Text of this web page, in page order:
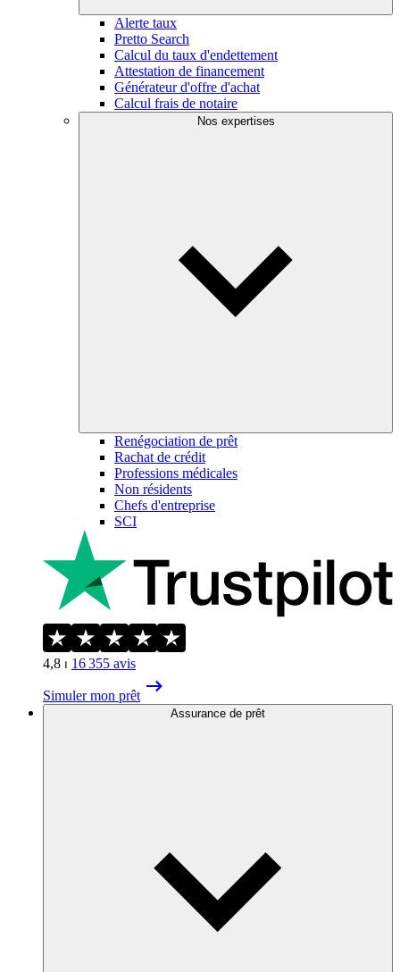
Alerte taux
Pretto Search
Calcul du taux d'endettement
Attestation de financement
Générateur d'offre d'achat
Calcul frais de notaire
Nos expertises
Renégociation de prêt
Rachat de crédit
Professions médicales
Non résidents
Chefs d'entreprise
SCI
4,8 ⏐ 16 355 avis
Simuler mon prêt
Assurance de prêt